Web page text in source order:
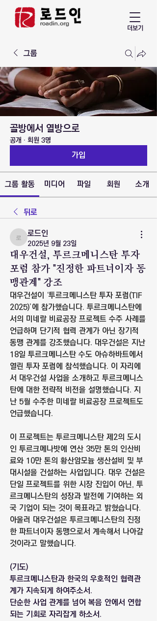
더보기
그룹
골방에서 열방으로
공개 · 회원 3명
가입
그룹 활동 미디어 파일 회원 소개
뒤로
로드인
로드인
2025년 9월 23일
대우건설, 투르크메니스탄 투자
포럼 참가 "진정한 파트너이자 동
맹관계" 강조
대우건설이 ‘투르크메니스탄 투자 포럼(TIF
2025)’에 참가했습니다. 투르크메니스탄에
서의 미네랄 비료공장 프로젝트 수주 사례를
언급하며 단기적 협력 관계가 아닌 장기적
동맹 관계를 강조했습니다. 대우건설은 지난
18일 투르크메니스탄 수도 아슈하바트에서
열린 투자 포럼에 참석했습니다. 이 자리에
서 대우건설 사업을 소개하고 투르크메니스
탄에 대한 전략적 비전을 설명했습니다. 지
난 5월 수주한 미네랄 비료공장 프로젝트도
언급했습니다.
이 프로젝트는 투르크메니스탄 제2의 도시
인 투르크메나밧에 연산 35만 톤의 인산비
료와 10만 톤의 황산암모늄 생산설비 및 부
대시설을 건설하는 사업입니다. 대우 건설은
단일 프로젝트를 위한 시장 진입이 아닌, 투
르크메니스탄의 성장과 발전에 기여하는 외
국 기업이 되는 것이 목표라고 밝혔습니다.
아울러 대우건설은 투르크메니스탄의 진정
한 파트너이자 동맹으로서 계속해서 나아갈
것이라고 말했습니다.
(기도)
투르크메니스탄과 한국의 우호적인 협력관
계가 지속되게 하여주소서.
단순한 사업 관계를 넘어 복음 안에서 연합
되는 기회로 자리잡게 하소서.